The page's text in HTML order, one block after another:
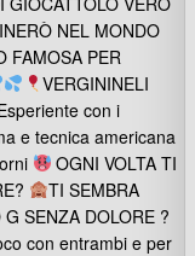
NEL MONDO
FAMOSA PER
VERGININELI
con i
e tecnica americana
OGNI VOLTA TI
TI SEMBRA
SENZA DOLORE ?
con entrambi e per